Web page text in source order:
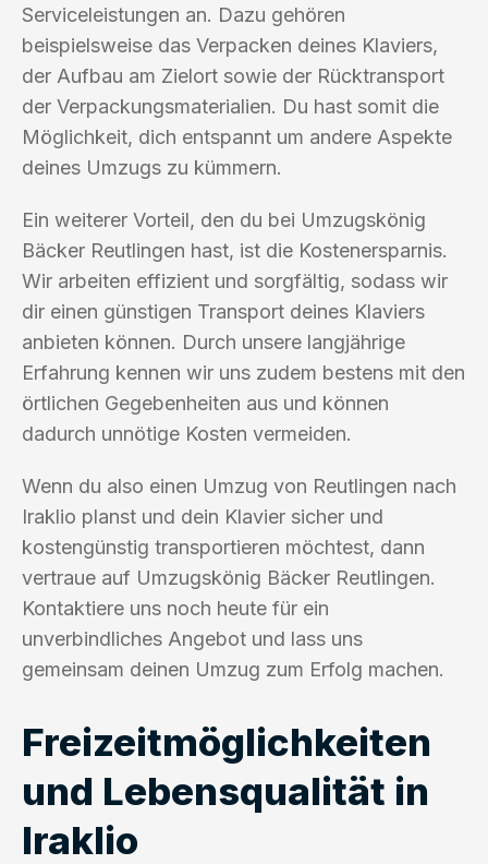
Serviceleistungen an. Dazu gehören
beispielsweise das Verpacken deines Klaviers,
der Aufbau am Zielort sowie der Rücktransport
der Verpackungsmaterialien. Du hast somit die
Möglichkeit, dich entspannt um andere Aspekte
deines Umzugs zu kümmern.
Ein weiterer Vorteil, den du bei Umzugskönig
Bäcker Reutlingen hast, ist die Kostenersparnis.
Wir arbeiten effizient und sorgfältig, sodass wir
dir einen günstigen Transport deines Klaviers
anbieten können. Durch unsere langjährige
Erfahrung kennen wir uns zudem bestens mit den
örtlichen Gegebenheiten aus und können
dadurch unnötige Kosten vermeiden.
Wenn du also einen Umzug von Reutlingen nach
Iraklio planst und dein Klavier sicher und
kostengünstig transportieren möchtest, dann
vertraue auf Umzugskönig Bäcker Reutlingen.
Kontaktiere uns noch heute für ein
unverbindliches Angebot und lass uns
gemeinsam deinen Umzug zum Erfolg machen.
Freizeitmöglichkeiten
und Lebensqualität in
Iraklio